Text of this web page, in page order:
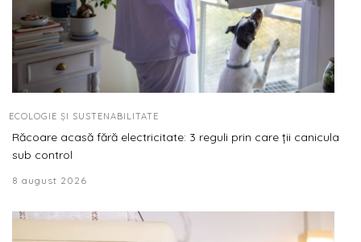
ECOLOGIE ȘI SUSTENABILITATE
Răcoare acasă fără electricitate: 3 reguli prin care ții canicula
sub control
8 august 2026